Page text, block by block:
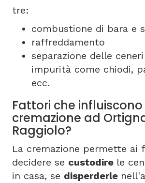
tre:
combustione di bara e
raffreddamento
separazione delle
impurità come chiodi,
ecc.
Fattori che
cremazione ad
Raggiolo?
La cremazione permette ai
decidere se custodire le
in casa, se disperderle